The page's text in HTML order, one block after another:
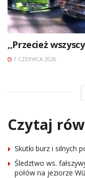
,,Przecież
7 CZERWCA 2026
Czytaj
Skutki burz i silnych
Śledztwo ws.
połów na jeziorze